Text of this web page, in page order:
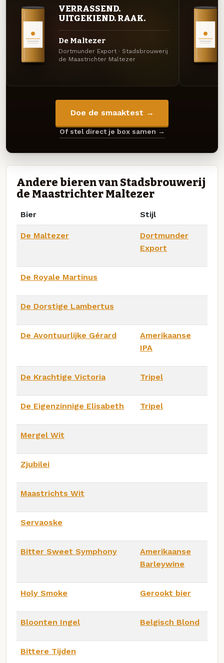
VERRASSEND.
UITGEKIEND. RAAK.
De Maltezer
Dortmunder Export · Stadsbrouwerij
de Maastrichter Maltezer
Doe de smaaktest →
Of stel direct je box samen →
Andere bieren van Stadsbrouwerij
de Maastrichter Maltezer
Bier Stijl
De Maltezer
Dortmunder
Export
De Royale Martinus
De Dorstige Lambertus
De Avontuurlijke Gérard
Amerikaanse
IPA
De Krachtige Victoria Tripel
De Eigenzinnige Elisabeth Tripel
Mergel Wit
Zjubilei
Maastrichts Wit
Servaoske
Bitter Sweet Symphony
Amerikaanse
Barleywine
Holy Smoke Gerookt bier
Bloonten Ingel Belgisch Blond
Bittere Tijden